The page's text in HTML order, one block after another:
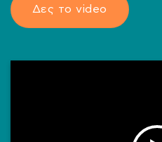
Δες το video